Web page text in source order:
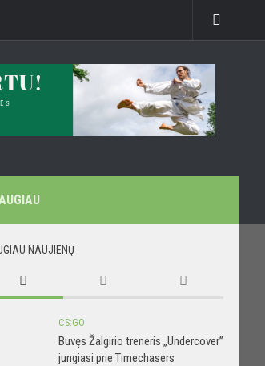
NAUJIENŲ
CS:GO
Buvęs Žalgirio treneris „Undercover”
jungiasi prie Timechasers